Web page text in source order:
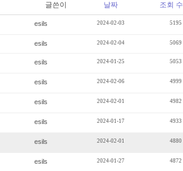
글쓴이 날짜 조회 수
esils 2024-02-03 5195
esils 2024-02-04 5069
esils 2024-01-25 5053
esils 2024-02-06 4999
esils 2024-02-01 4982
esils 2024-01-17 4933
esils 2024-02-01 4880
esils 2024-01-27 4872